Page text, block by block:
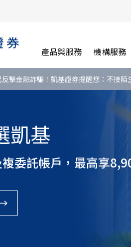
產品與服務 機構服務
擊金融詐騙！凱基證券提醒您：不接
戶看過來
$200全聯電子禮卡